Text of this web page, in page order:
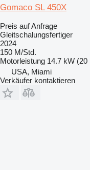
Gomaco SL 450X
Preis auf Anfrage
Gleitschalungsfertiger
2024
150 M/Std.
Motorleistung 14.7 kW (20
USA, Miami
Verkäufer kontaktieren